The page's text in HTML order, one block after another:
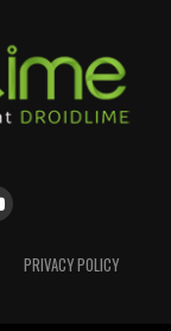
PRIVACY POLICY